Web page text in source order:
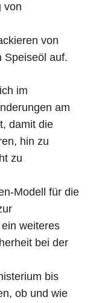
von
von
Speiseöl auf.
im
am
damit die
hin zu
zu
Modell für die
weiteres
bei der
bis
ob und wie